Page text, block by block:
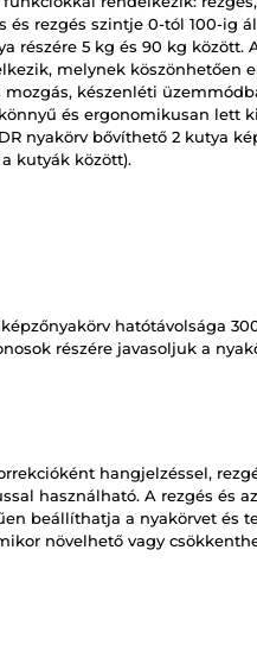
és rezgés szintje 0-tól 100-ig
részére 5 kg és 90 kg között.
melynek köszönhetően
készenléti
és ergonomikusan lett
nyakörv bővíthető 2 kutya
kutyák között).
hatótávolsága
részére javasoljuk a
hangjelzéssel,
használható. A rezgés és
beállíthatja a nyakörvet és
növelhető vagy